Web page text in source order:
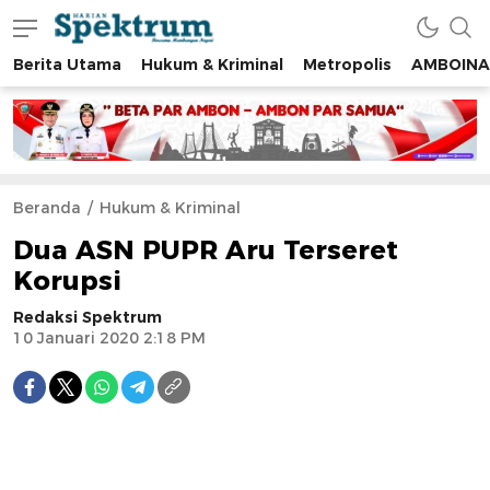
spektrumonline.com
Berita Utama Hukum & Kriminal Metropolis AMBOINA
Beranda Hukum & Kriminal
Dua ASN PUPR Aru Terseret
Korupsi
Redaksi Spektrum
10 Januari 2020 2:18 PM